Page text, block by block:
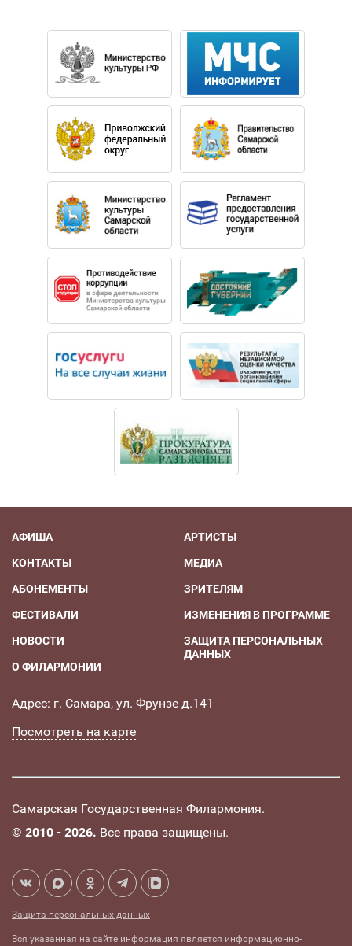
АФИША
КОНТАКТЫ
АБОНЕМЕНТЫ
ФЕСТИВАЛИ
НОВОСТИ
О ФИЛАРМОНИИ
АРТИСТЫ
МЕДИА
ЗРИТЕЛЯМ
ИЗМЕНЕНИЯ В ПРОГРАММЕ
ЗАЩИТА ПЕРСОНАЛЬНЫХ
ДАННЫХ
Адрес: г. Самара, ул. Фрунзе д.141
Посмотреть на карте
Самарская Государственная Филармония.
© 2010 - 2026. Все права защищены.
Защита персональных данных
Вся указанная на сайте информация является информационно-